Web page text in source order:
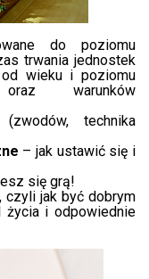
do poziomu
trwania jednostek
od wieku i poziomu
warunków
technika
– jak ustawić się i
się grą!
, czyli jak być dobrym
i odpowiednie